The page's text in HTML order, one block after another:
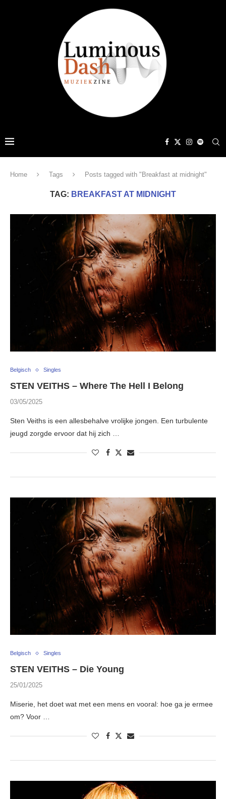
Home Tags Posts tagged with "Breakfast at midnight"
TAG: BREAKFAST AT MIDNIGHT
Belgisch Singles
STEN VEITHS – Where The Hell I Belong
03/05/2025
Sten Veiths is een allesbehalve vrolijke jongen. Een turbulente
jeugd zorgde ervoor dat hij zich …
Belgisch Singles
STEN VEITHS – Die Young
25/01/2025
Miserie, het doet wat met een mens en vooral: hoe ga je ermee
om? Voor …